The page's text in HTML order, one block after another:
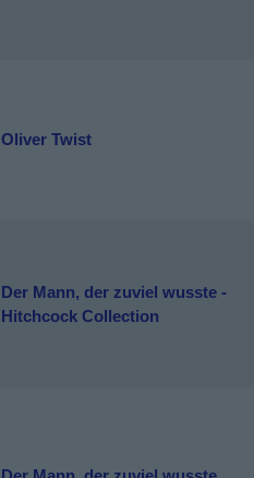
Oliver Twist
Der Mann, der zuviel wusste -
Hitchcock Collection